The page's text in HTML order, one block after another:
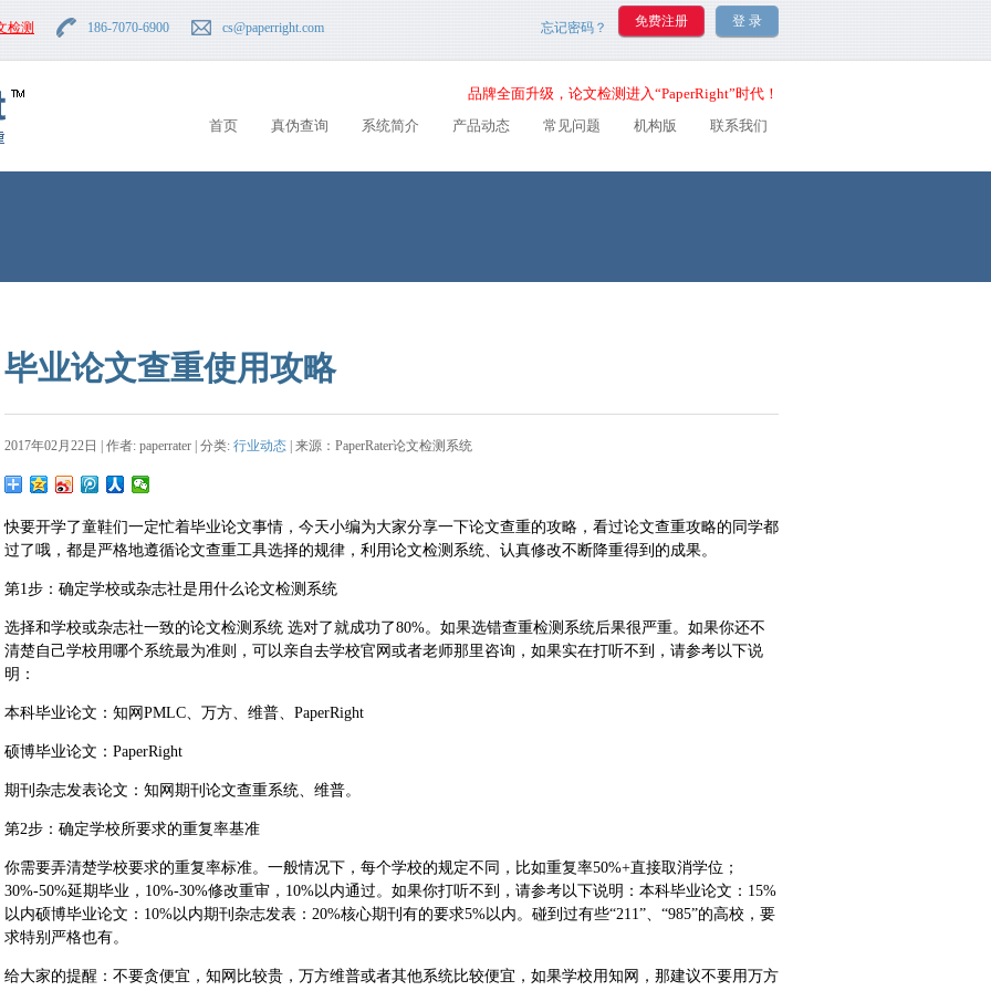
检测 186-7070-6900 cs@paperright.com 忘记密码？
品牌全面升级，论文检测进入“PaperRight”时代！
首页
真伪查询 系统简介 产品动态 常见问题 机构版 联系我们
毕业论文查重使用攻略
2017年02月22日 | 作者: paperrater | 分类: 行业动态 | 来源：PaperRater论文检测系统
快要开学了童鞋们一定忙着毕业论文事情，今天小编为大家分享一下论文查重的攻略，看过论文查重攻略的同学都
过了哦，都是严格地遵循论文查重工具选择的规律，利用论文检测系统、认真修改不断降重得到的成果。
第1步：确定学校或杂志社是用什么论文检测系统
选择和学校或杂志社一致的论文检测系统 选对了就成功了80%。如果选错查重检测系统后果很严重。如果你还不
清楚自己学校用哪个系统最为准则，可以亲自去学校官网或者老师那里咨询，如果实在打听不到，请参考以下说
明：
本科毕业论文：知网PMLC、万方、维普、PaperRight
硕博毕业论文：PaperRight
期刊杂志发表论文：知网期刊论文查重系统、维普。
第2步：确定学校所要求的重复率基准
你需要弄清楚学校要求的重复率标准。一般情况下，每个学校的规定不同，比如重复率50%+直接取消学位；
30%-50%延期毕业，10%-30%修改重审，10%以内通过。如果你打听不到，请参考以下说明：本科毕业论文：15%
以内硕博毕业论文：10%以内期刊杂志发表：20%核心期刊有的要求5%以内。碰到过有些“211”、“985”的高校，要
求特别严格也有。
给大家的提醒：不要贪便宜，知网比较贵，万方维普或者其他系统比较便宜，如果学校用知网，那建议不要用万方